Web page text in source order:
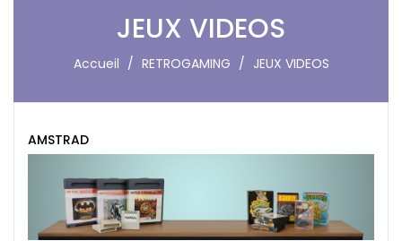
JEUX VIDEOS
Accueil RETROGAMING JEUX VIDEOS
AMSTRAD